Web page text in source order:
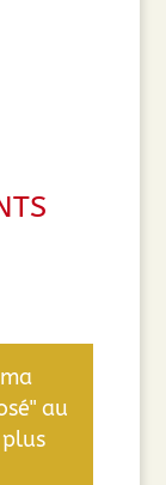
au